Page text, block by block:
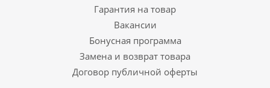
Гарантия на товар
Вакансии
Бонусная программа
Замена и возврат товара
Договор публичной оферты